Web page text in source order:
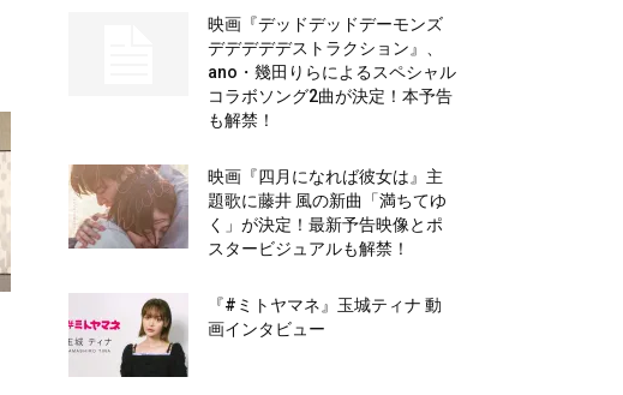
映画『デッドデッドデーモンズ
デデデデデストラクション』、
ano・幾田りらによるスペシャル
コラボソング2曲が決定！本予告
も解禁！
映画『四月になれば彼女は』主
題歌に藤井 風の新曲「満ちてゆ
く」が決定！最新予告映像とポ
スタービジュアルも解禁！
『#ミトヤマネ』玉城ティナ 動
画インタビュー